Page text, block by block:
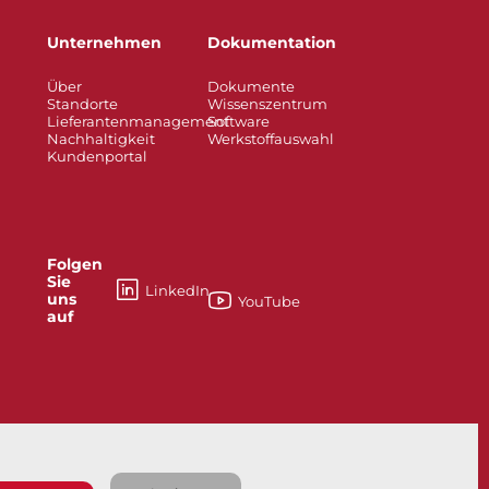
Unternehmen
Über
Standorte
Lieferantenmanagement
Nachhaltigkeit
Kundenportal
Folgen
Sie
uns
auf
LinkedIn
Dokumentation
Dokumente
Wissenszentrum
Software
Werkstoffauswahl
YouTube